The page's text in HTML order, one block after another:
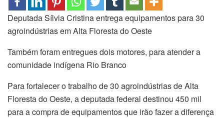
Deputada Sílvia Cristina entrega equipamentos para 30
agroindústrias em Alta Floresta do Oeste
Também foram entregues dois motores, para atender a
comunidade indígena Rio Branco
Para fortalecer o trabalho de 30 agroindústrias de Alta
Floresta do Oeste, a deputada federal destinou 450 mil
para a compra de equipamentos que irão fazer a diferença